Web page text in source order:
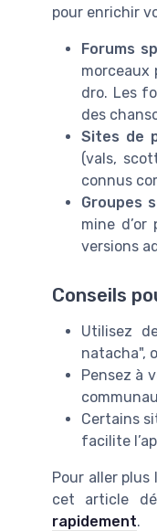
pour enrichir
Forums
morceaux
dro. Les
des
Sites de
(vals,
connus
Groupes
mine
versions
Conseils
Utilisez
natacha",
Pensez à
Certains
facilite
Pour aller
cet article
rapidement.